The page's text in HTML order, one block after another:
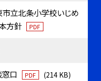
市立北条小学校いじめ
方針
PDF
窓口 PDF (214 KB)